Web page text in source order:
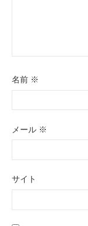
名前 ※
メール ※
サイト